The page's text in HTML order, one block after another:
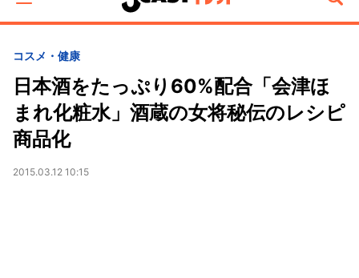
コスメ・健康
日本酒をたっぷり60%配合「会津ほ
まれ化粧水」酒蔵の女将秘伝のレシピ
商品化
2015.03.12 10:15